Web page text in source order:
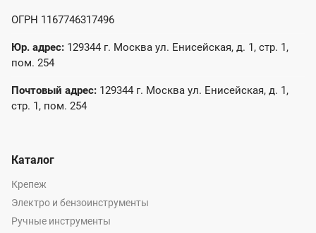
ОГРН 1167746317496
Юр. адрес: 129344 г. Москва ул. Енисейская, д. 1, стр. 1,
пом. 254
Почтовый адрес: 129344 г. Москва ул. Енисейская, д. 1,
стр. 1, пом. 254
Каталог
Крепеж
Электро и бензоинструменты
Ручные инструменты